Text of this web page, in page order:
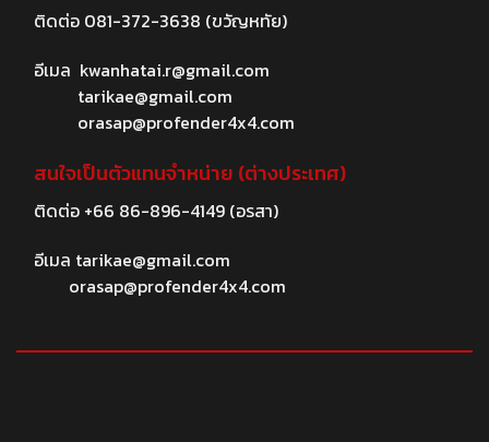
ติดต่อ 081-372-3638 (ขวัญหทัย)
อีเมล kwanhatai.r@gmail.com
tarikae@gmail.com
orasap@profender4x4.com
สนใจเป็นตัวแทนจำหน่าย (ต่างประเทศ)
ติดต่อ +66 86-896-4149(อรสา)
อีเมล tarikae@gmail.com
orasap@profender4x4.com